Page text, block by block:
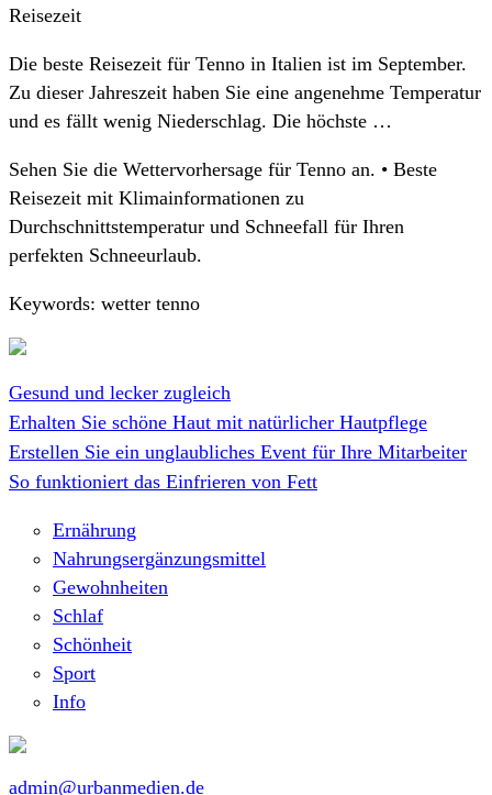
Reisezeit
Die beste Reisezeit für Tenno in Italien ist im September.
Zu dieser Jahreszeit haben Sie eine angenehme Temperatur
und es fällt wenig Niederschlag. Die höchste …
Sehen Sie die Wettervorhersage für Tenno an. • Beste
Reisezeit mit Klimainformationen zu
Durchschnittstemperatur und Schneefall für Ihren
perfekten Schneeurlaub.
Keywords: wetter tenno
Gesund und lecker zugleich
Erhalten Sie schöne Haut mit natürlicher Hautpflege
Erstellen Sie ein unglaubliches Event für Ihre Mitarbeiter
So funktioniert das Einfrieren von Fett
Ernährung
Nahrungsergänzungsmittel
Gewohnheiten
Schlaf
Schönheit
Sport
Info
admin@urbanmedien.de